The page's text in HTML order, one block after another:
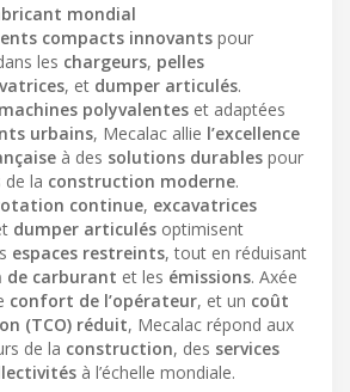
mondial
compacts innovants pour
les chargeurs, pelles
, et dumper articulés.
machines polyvalentes et adaptées
urbains, Mecalac allie l’excellence
à des solutions durables pour
de la construction moderne.
continue, excavatrices
dumper articulés optimisent
espaces restreints, tout en réduisant
de carburant et les émissions. Axée
confort de l’opérateur, et un coût
(TCO) réduit, Mecalac répond aux
de la construction, des services
à l’échelle mondiale.